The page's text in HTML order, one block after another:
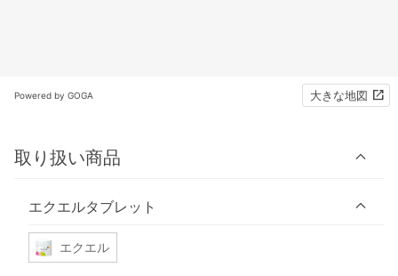
Powered by GOGA 大きな地図
取り扱い商品
エクエルタブレット
エクエル